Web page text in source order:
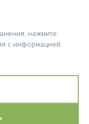
внутривенно + 10
мкг фолиевой
х недель после
нажмите
с информацией.